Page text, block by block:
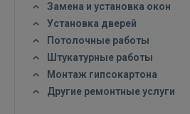
ВОЙТИ
Замена и установка окон
Установка дверей
Потолочные работы
Штукатурные работы
Монтаж гипсокартона
Другие ремонтные услуги